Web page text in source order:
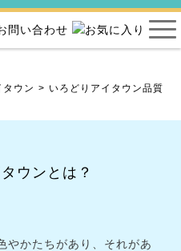
ウン いろどりアイタウン品質
ウンとは？
やかたちがあり、 それがあ